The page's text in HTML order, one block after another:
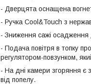
- Дверцята оснащена
- Ручка Cool&Touch з
- Зниження сажі осадження
- Подача повітря в топку
регулятором-повзунком,
- На дні камери згоряння є
від попелу.